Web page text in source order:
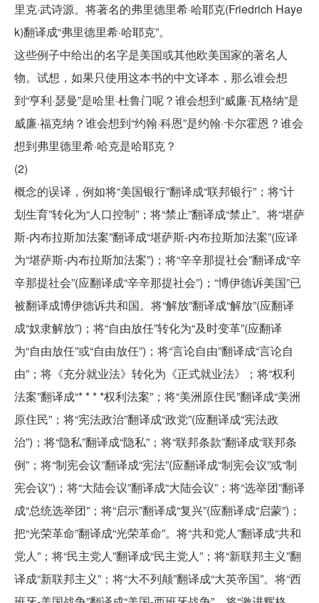
里克·武诗源。将著名的弗里德里希·哈耶克(Friedrich Haye
k)翻译成“弗里德里希·哈耶克”。
这些例子中给出的名字是美国或其他欧美国家的著名人
物。试想，如果只使用这本书的中文译本，那么谁会想
到“亨利·瑟曼”是哈里·杜鲁门呢？谁会想到“威廉·瓦格纳”是
威廉·福克纳？谁会想到“约翰·科恩”是约翰·卡尔霍恩？谁会
想到弗里德里希·哈克是哈耶克？
(2)
概念的误译，例如将“美国银行”翻译成“联邦银行”；将“计
划生育”转化为“人口控制”；将“禁止”翻译成“禁止”。将“堪萨
斯-内布拉斯加法案”翻译成“堪萨斯-内布拉斯加法案”(应译
为“堪萨斯-内布拉斯加法案”)；将“辛辛那提社会”翻译成“辛
辛那提社会”(应翻译成“辛辛那提社会”)；“博伊德诉美国”已
被翻译成博伊德诉共和国。将“解放”翻译成“解放”(应翻译
成“奴隶解放”)；将“自由放任”转化为“及时变革”(应翻译
为“自由放任”或“自由放任”)；将“言论自由”翻译成“言论自
由”；将《充分就业法》转化为《正式就业法》；将“权利
法案”翻译成“* * * *权利法案”；将“美洲原住民”翻译成“美洲
原住民”；将“宪法政治”翻译成“政党”(应翻译成“宪法政
治”)；将“隐私”翻译成“隐私”；将“联邦条款”翻译成“联邦条
例”；将“制宪会议”翻译成“宪法”(应翻译成“制宪会议”或“制
宪会议”)；将“大陆会议”翻译成“大陆会议”；将“选举团”翻译
成“总统选举团”；将“启示”翻译成“复兴”(应翻译成“启蒙”)；
把“光荣革命”翻译成“光荣革命”。将“共和党人”翻译成“共和
党人”；将“民主党人”翻译成“民主党人”；将“新联邦主义”翻
译成“新联邦主义”；将“大不列颠”翻译成“大英帝国”。将“西